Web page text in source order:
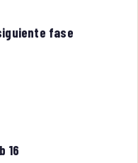
fase
16